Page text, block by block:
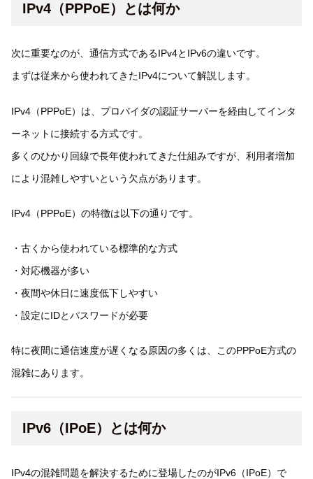
IPv4（PPPoE）とは何か
次に重要なのが、通信方式であるIPv4とIPv6の違いです。
まずは従来から使われてきたIPv4について解説します。
IPv4（PPPoE）は、プロバイダの認証サーバーを経由してインタ
ーネットに接続する方式です。
多くのひかり回線で長年使われてきた仕組みですが、利用者増加
により混雑しやすいという欠点があります。
IPv4（PPPoE）の特徴は以下の通りです。
・古くから使われている標準的な方式
・対応機器が多い
・夜間や休日に速度低下しやすい
・設定にIDとパスワードが必要
特に夜間に通信速度が遅くなる原因の多くは、このPPPoE方式の
混雑にあります。
IPv6（IPoE）とは何か
IPv4の混雑問題を解決するために登場したのがIPv6（IPoE）で